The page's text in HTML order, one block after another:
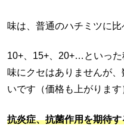
味は、普通のハチミツに比
10+、15+、20+…といっ
味にクセはありませんが
いです（価格も上がります
抗炎症、抗菌作用を期待